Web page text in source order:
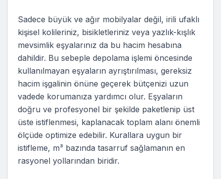
Sadece büyük ve ağır mobilyalar değil, irili ufaklı
kişisel kolileriniz, bisikletleriniz veya yazlık-kışlık
mevsimlik eşyalarınız da bu hacim hesabına
dahildir. Bu sebeple depolama işlemi öncesinde
kullanılmayan eşyaların ayrıştırılması, gereksiz
hacim işgalinin önüne geçerek bütçenizi uzun
vadede korumanıza yardımcı olur. Eşyaların
doğru ve profesyonel bir şekilde paketlenip üst
üste istiflenmesi, kaplanacak toplam alanı önemli
ölçüde optimize edebilir. Kurallara uygun bir
istifleme, m³ bazında tasarruf sağlamanın en
rasyonel yollarından biridir.